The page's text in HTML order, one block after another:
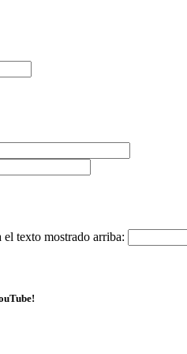
el texto mostrado arriba: